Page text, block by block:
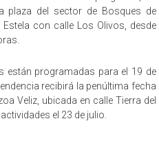
plaza del sector de Bosques de
con calle Los Olivos, desde
están programadas para el 19 de
recibirá la penúltima fecha
Veliz, ubicada en calle Tierra del
el 23 de julio.